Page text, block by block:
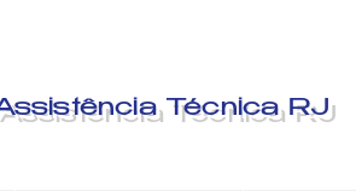
Técnica RJ